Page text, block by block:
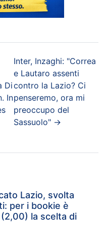
Di
In
Inter, Inzaghi: "Correa
e Lautaro assenti
contro la Lazio? Ci
penseremo, ora mi
preoccupo del
Sassuolo"→
Lazio, svolta
per i bookie è
la scelta di